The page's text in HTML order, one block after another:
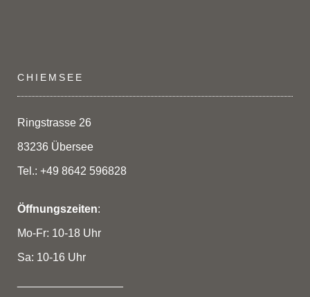
CHIEMSEE
Ringstrasse 26
83236 Übersee
Tel.: +49 8642 596828
Öffnungszeiten:
Mo-Fr: 10-18 Uhr
Sa: 10-16 Uhr